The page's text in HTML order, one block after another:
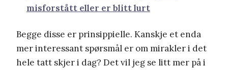
misforstått eller er blitt lurt
Begge disse er prinsippielle. Kanskje et enda
mer interessant spørsmål er om mirakler i det
hele tatt skjer i dag? Det vil jeg se litt mer på i